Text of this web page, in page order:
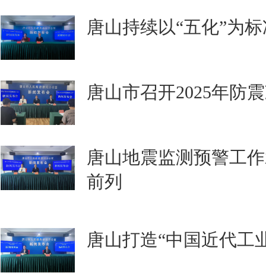
唐山持续以“五化”为
唐山市召开2025年防
唐山地震监测预警工
前列
唐山打造“中国近代工